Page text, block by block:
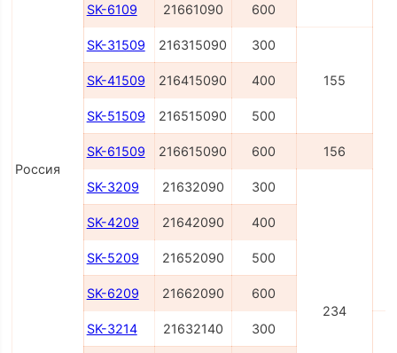
Россия
SK-6109 21661090 600
SK-31509 216315090 300
155
SK-41509 216415090 400
SK-51509 216515090 500
SK-61509 216615090 600 156
SK-3209 21632090 300
234
SK-4209 21642090 400
SK-5209 21652090 500
SK-6209 21662090 600
SK-3214 21632140 300